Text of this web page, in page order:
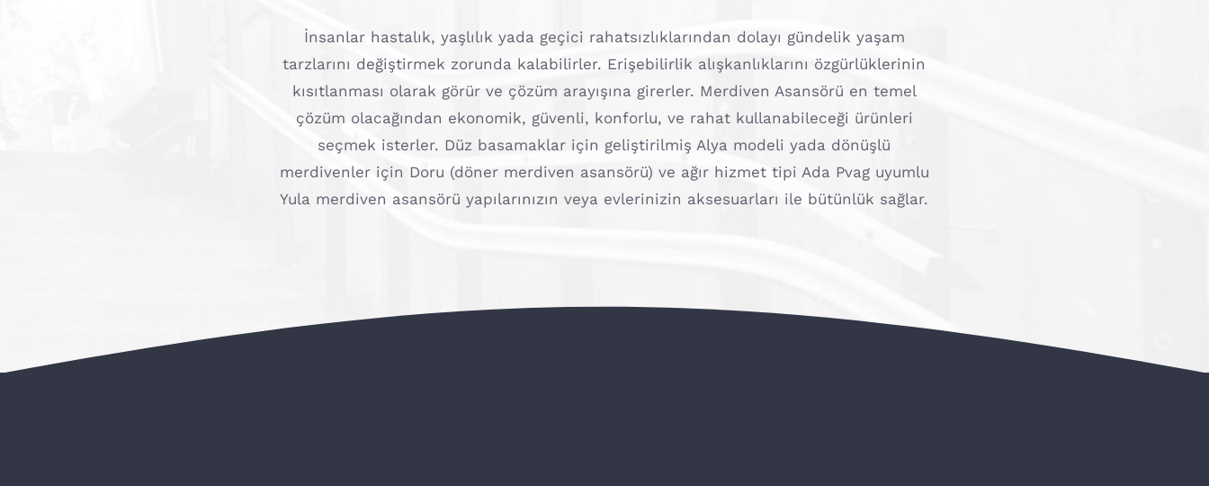
İnsanlar hastalık, yaşlılık yada geçici rahatsızlıklarından dolayı gündelik yaşam
tarzlarını değiştirmek zorunda kalabilirler. Erişebilirlik alışkanlıklarını özgürlüklerinin
kısıtlanması olarak görür ve çözüm arayışına girerler. Merdiven Asansörü en temel
çözüm olacağından ekonomik, güvenli, konforlu, ve rahat kullanabileceği ürünleri
seçmek isterler. Düz basamaklar için geliştirilmiş Alya modeli yada dönüşlü
merdivenler için Doru (döner merdiven asansörü) ve ağır hizmet tipi Ada Pvag uyumlu
Yula merdiven asansörü yapılarınızın veya evlerinizin aksesuarları ile bütünlük sağlar.